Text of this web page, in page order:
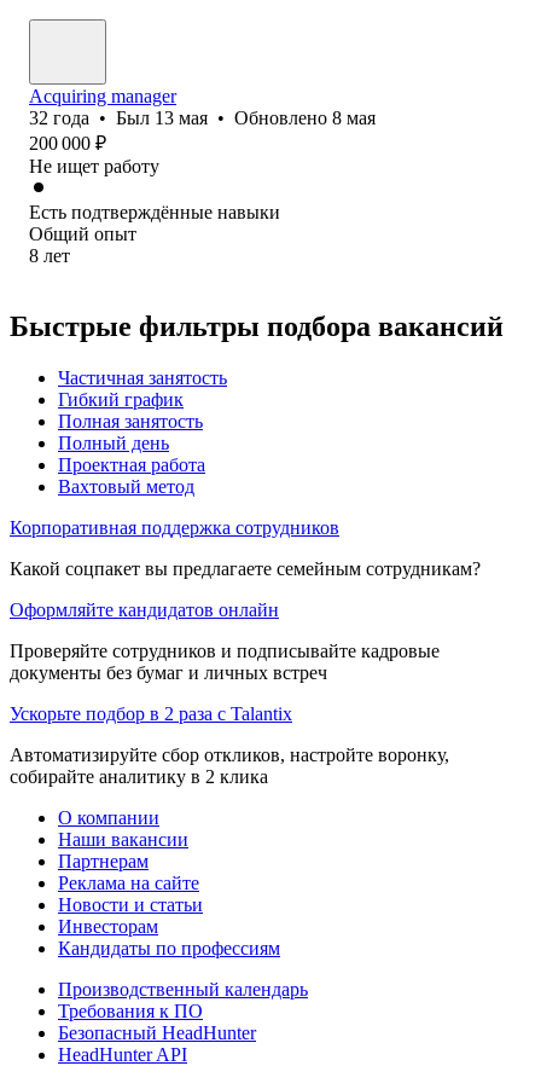
Acquiring manager
32 года • Был 13 мая • Обновлено 8 мая
200 000 ₽
Не ищет работу
Есть подтверждённые навыки
Общий опыт
8 лет
Быстрые фильтры подбора вакансий
Частичная занятость
Гибкий график
Полная занятость
Полный день
Проектная работа
Вахтовый метод
Корпоративная поддержка сотрудников
Какой соцпакет вы предлагаете семейным сотрудникам?
Оформляйте кандидатов онлайн
Проверяйте сотрудников и подписывайте кадровые
документы без бумаг и личных встреч
Ускорьте подбор в 2 раза с Talantix
Автоматизируйте сбор откликов, настройте воронку,
собирайте аналитику в 2 клика
О компании
Наши вакансии
Партнерам
Реклама на сайте
Новости и статьи
Инвесторам
Кандидаты по профессиям
Производственный календарь
Требования к ПО
Безопасный HeadHunter
HeadHunter API